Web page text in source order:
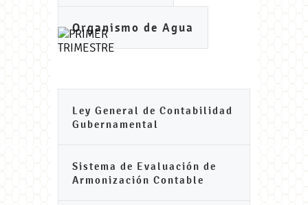
Organismo de Agua
Ley General de Contabilidad
Gubernamental
Sistema de Evaluación de
Armonización Contable